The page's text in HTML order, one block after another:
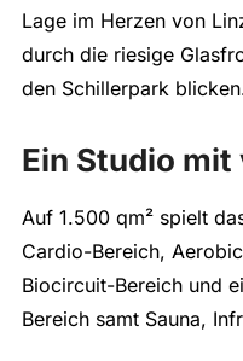
Lage im Herzen von
durch die riesige
den Schillerpark
Ein Studio
Auf 1.500 qm² spielt
Cardio-Bereich,
Biocircuit-Bereich und
Bereich samt Sauna,